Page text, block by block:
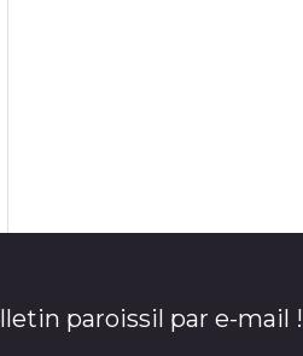
paroissil par e-mail !